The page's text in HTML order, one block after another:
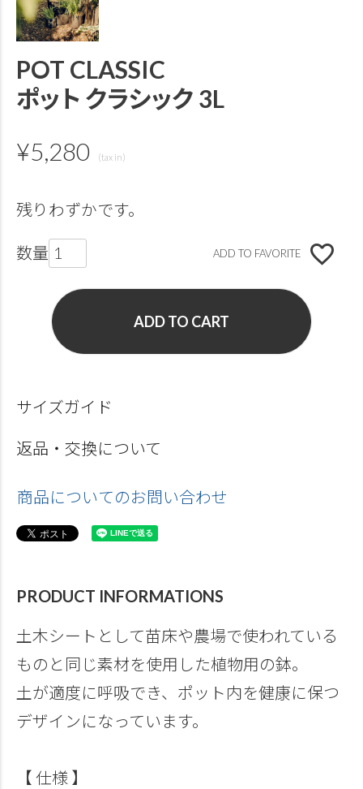
POT CLASSIC
ポット クラシック 3L
¥5,280
残りわずかです。
ADD TO FAVORITE
ADD TO CART
サイズガイド
返品・交換について
商品についてのお問い合わせ
PRODUCT INFORMATIONS
土木シートとして苗床や農場で使われている
ものと同じ素材を使用した植物用の鉢。
土が適度に呼吸でき、ポット内を健康に保つ
デザインになっています。
【 仕様 】